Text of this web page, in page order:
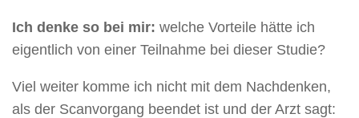
Ich denke so bei mir: welche Vorteile hätte ich
eigentlich von einer Teilnahme bei dieser Studie?
Viel weiter komme ich nicht mit dem Nachdenken,
als der Scanvorgang beendet ist und der Arzt sagt: